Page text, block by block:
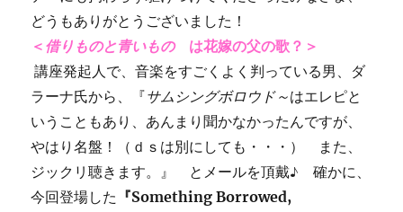
どうもありがとうございました！
＜ 借りものと青いもの は花嫁の父の歌？＞
講座発起人で、音楽をすごくよく判っている男、ダ
ラーナ氏から、『サムシングボロウド～はエレピと
いうこともあり、あんまり聞かなかったんですが、
やはり名盤！（ｄｓは別にしても・・・） また、
ジックリ聴きます。』 とメールを頂戴♪ 確かに、
今回登場した 『Something Borrowed,